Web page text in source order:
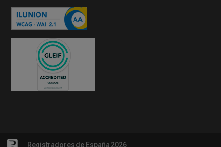
Registradores de España 2026